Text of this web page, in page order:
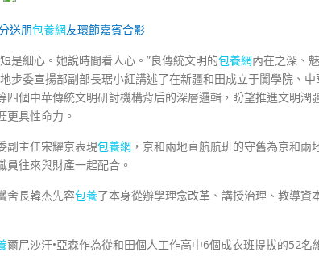
送朋包養網友環節嘉賓合影
是細心。她說時間看人心。”良傳統文明的包養網內在之深、魅
步委宣揚部副部長琚小紅講述了在新疆和田成立于闐學院、中
個中華傳統文明研討機構背后的深層邏輯，盼望推進文明潤
更具性命力。
副主任宋耀京表現包養網 ，京和兩地直航航班的守舊為京和兩
往來與財產一起配合。
舍長韓杰先容包養了本身從辦學理念改革、講授治理、教導資
爾尼沙汗•亞森作為從和田個人工作高中6個成衣班提拔的52名